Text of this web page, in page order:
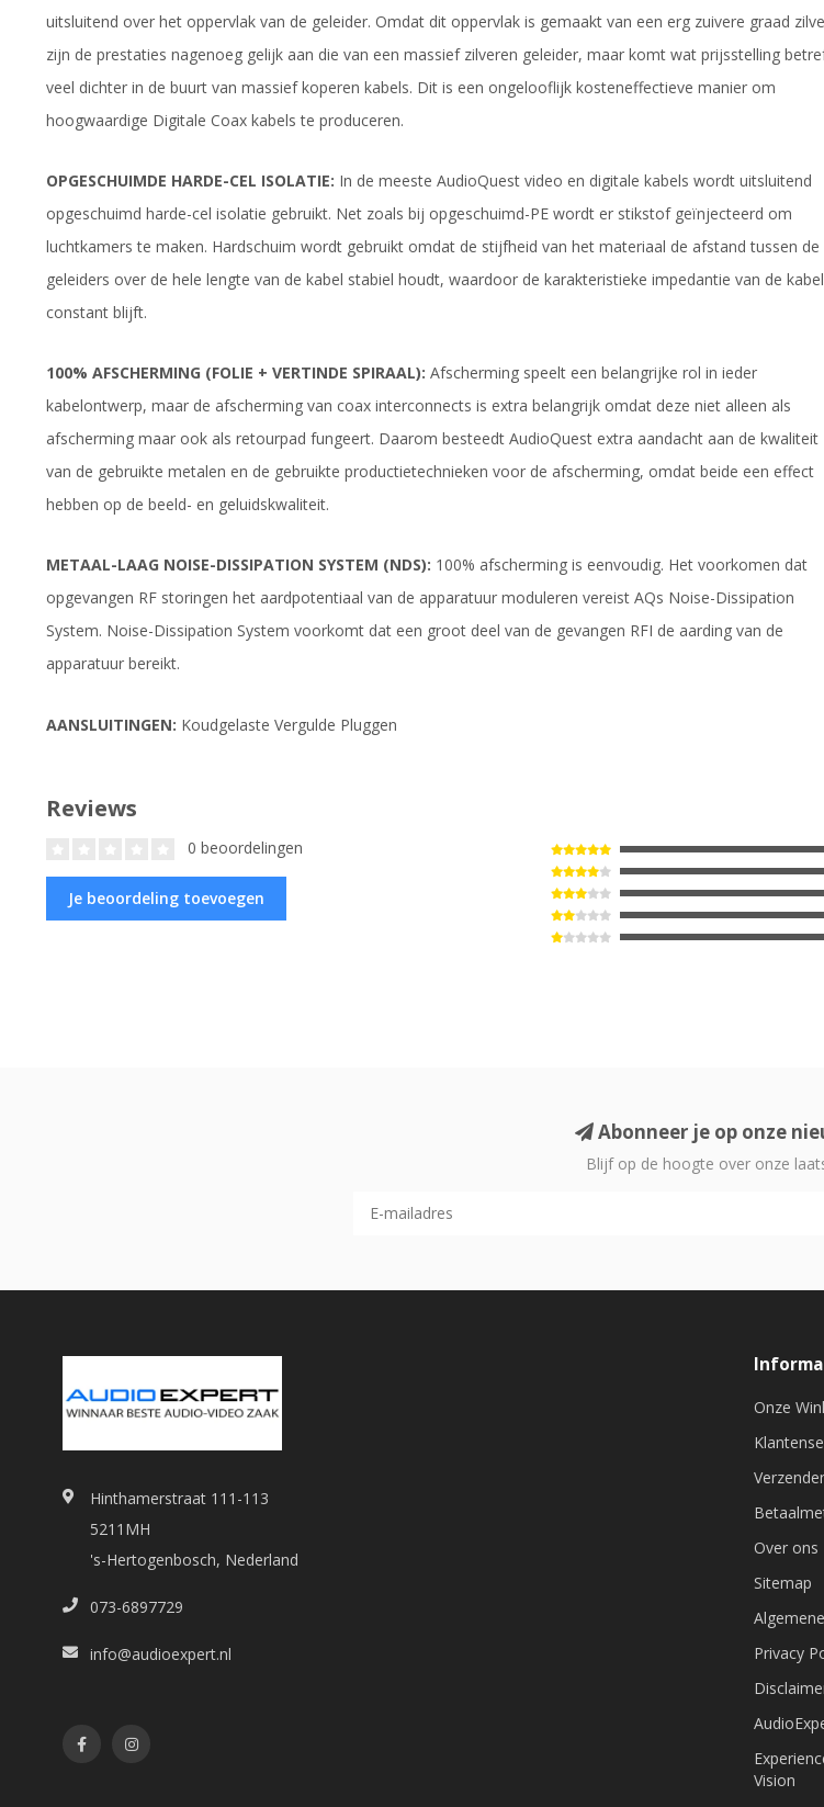
uitsluitend over het oppervlak van de geleider. Omdat dit oppervlak is gemaakt van een erg zuivere graad
zijn de prestaties nagenoeg gelijk aan die van een massief zilveren geleider, maar komt wat prijsstelling
veel dichter in de buurt van massief koperen kabels. Dit is een ongelooflijk kosteneffectieve manier om
hoogwaardige Digitale Coax kabels te produceren.
OPGESCHUIMDE HARDE-CEL ISOLATIE: In de meeste AudioQuest video en digitale kabels wordt uitsluitend
opgeschuimd harde-cel isolatie gebruikt. Net zoals bij opgeschuimd-PE wordt er stikstof geïnjecteerd om
luchtkamers te maken. Hardschuim wordt gebruikt omdat de stijfheid van het materiaal de afstand tussen de
geleiders over de hele lengte van de kabel stabiel houdt, waardoor de karakteristieke impedantie van de kabel
constant blijft.
100% AFSCHERMING (FOLIE + VERTINDE SPIRAAL): Afscherming speelt een belangrijke rol in ieder
kabelontwerp, maar de afscherming van coax interconnects is extra belangrijk omdat deze niet alleen als
afscherming maar ook als retourpad fungeert. Daarom besteedt AudioQuest extra aandacht aan de kwaliteit
van de gebruikte metalen en de gebruikte productietechnieken voor de afscherming, omdat beide een effect
hebben op de beeld- en geluidskwaliteit.
METAAL-LAAG NOISE-DISSIPATION SYSTEM (NDS): 100% afscherming is eenvoudig. Het voorkomen dat
opgevangen RF storingen het aardpotentiaal van de apparatuur moduleren vereist AQs Noise-Dissipation
System. Noise-Dissipation System voorkomt dat een groot deel van de gevangen RFI de aarding van de
apparatuur bereikt.
AANSLUITINGEN: Koudgelaste Vergulde Pluggen
Reviews
0 beoordelingen
Je beoordeling toevoegen
Abonneer je op onze
Blijf op de hoogte over onze
Hinthamerstraat 111-113
5211MH
's-Hertogenbosch, Nederland
073-6897729
info@audioexpert.nl
Onze
Over ons
Sitemap
Privacy
Vision